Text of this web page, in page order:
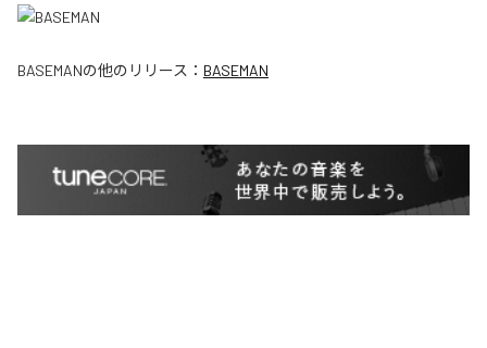
BASEMANの他のリリース： BASEMAN